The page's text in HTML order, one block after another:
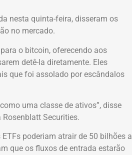
nesta quinta-feira, disseram os
no mercado.
o bitcoin, oferecendo aos
detê-la diretamente. Eles
que foi assolado por escândalos
uma classe de ativos”, disse
Securities.
poderiam atrair de 50 bilhões a
que os fluxos de entrada estarão